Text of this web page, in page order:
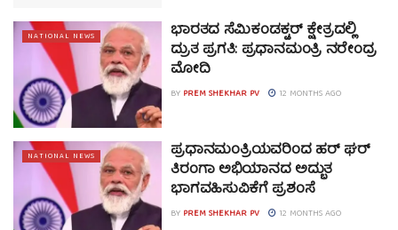
NATIONAL NEWS ಭಾರತದ ಸೆಮಿಕಂಡಕ್ಟರ್ ಕ್ಷೇತ್ರದಲ್ಲಿ
ದ್ರುತ ಪ್ರಗತಿ: ಪ್ರಧಾನಮಂತ್ರಿ ನರೇಂದ್ರ
ಮೋದಿ
BY PREM SHEKHAR PV 12 MONTHS AGO
NATIONAL NEWS ಪ್ರಧಾನಮಂತ್ರಿಯವರಿಂದ ಹರ್ ಘರ್
ತಿರಂಗಾ ಅಭಿಯಾನದ ಅದ್ಭುತ
ಭಾಗವಹಿಸುವಿಕೆಗೆ ಪ್ರಶಂಸೆ
BY PREM SHEKHAR PV 12 MONTHS AGO